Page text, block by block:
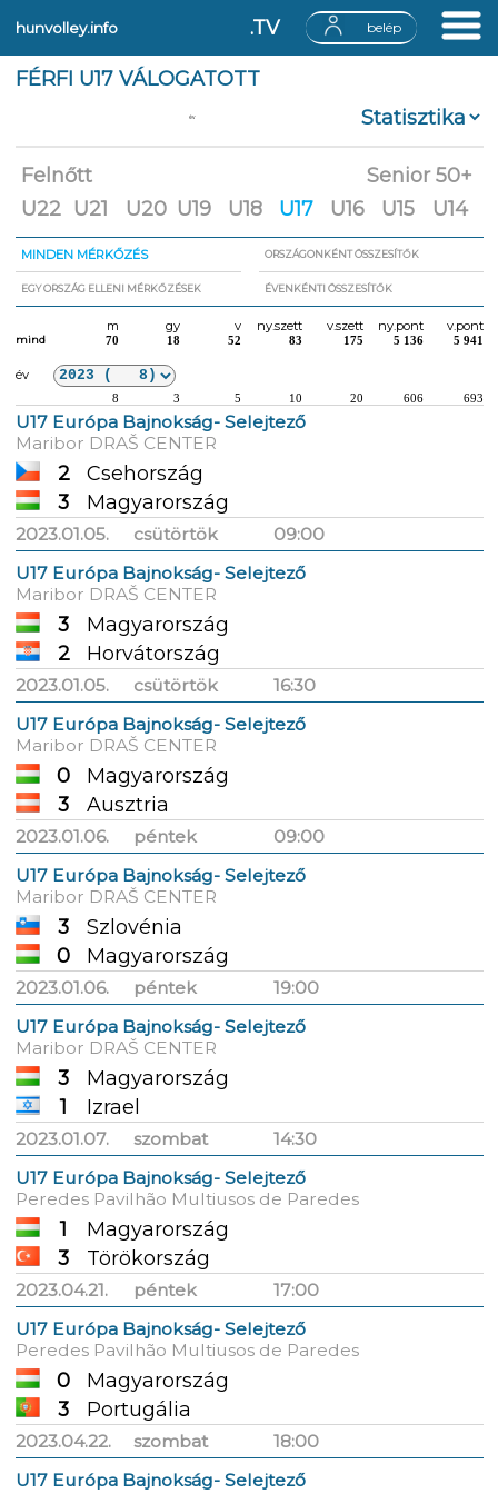
hunvolley.info .TV belép
FÉRFI U17 VÁLOGATOTT
év
Felnőtt
Senior 50+
U22 U21 U20 U19 U18 U17 U16 U15 U14
MINDEN MÉRKŐZÉS
EGY ORSZÁG ELLENI MÉRKŐZÉSEK
ORSZÁGONKÉNT ÖSSZESÍTŐK
ÉVENKÉNTI ÖSSZESÍTŐK
m gy v ny.szett v.szett ny.pont v.pont
mind 70 18 52 83 175 5 136 5 941
év
8 3 5 10 20 606 693
U17 Európa Bajnokság- Selejtező
Maribor DRAŠ CENTER
2
Csehország
3
Magyarország
2023.01.05. csütörtök
09:00
U17 Európa Bajnokság- Selejtező
Maribor DRAŠ CENTER
3
Magyarország
2
Horvátország
2023.01.05. csütörtök
16:30
U17 Európa Bajnokság- Selejtező
Maribor DRAŠ CENTER
0
Magyarország
3
Ausztria
2023.01.06. péntek
09:00
U17 Európa Bajnokság- Selejtező
Maribor DRAŠ CENTER
3
Szlovénia
0
Magyarország
2023.01.06. péntek
19:00
U17 Európa Bajnokság- Selejtező
Maribor DRAŠ CENTER
3
Magyarország
1
Izrael
2023.01.07. szombat
14:30
U17 Európa Bajnokság- Selejtező
Peredes Pavilhão Multiusos de Paredes
1
Magyarország
3
Törökország
2023.04.21. péntek
17:00
U17 Európa Bajnokság- Selejtező
Peredes Pavilhão Multiusos de Paredes
0
Magyarország
3
Portugália
2023.04.22. szombat
18:00
U17 Európa Bajnokság- Selejtező